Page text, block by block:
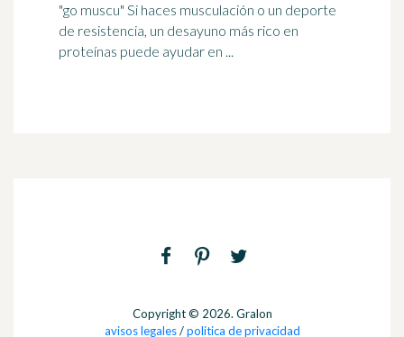
"go muscu" Si haces musculación o un deporte
de resistencia, un desayuno más rico en
proteínas puede ayudar en ...
Copyright © 2026. Gralon
avisos legales/politica de privacidad